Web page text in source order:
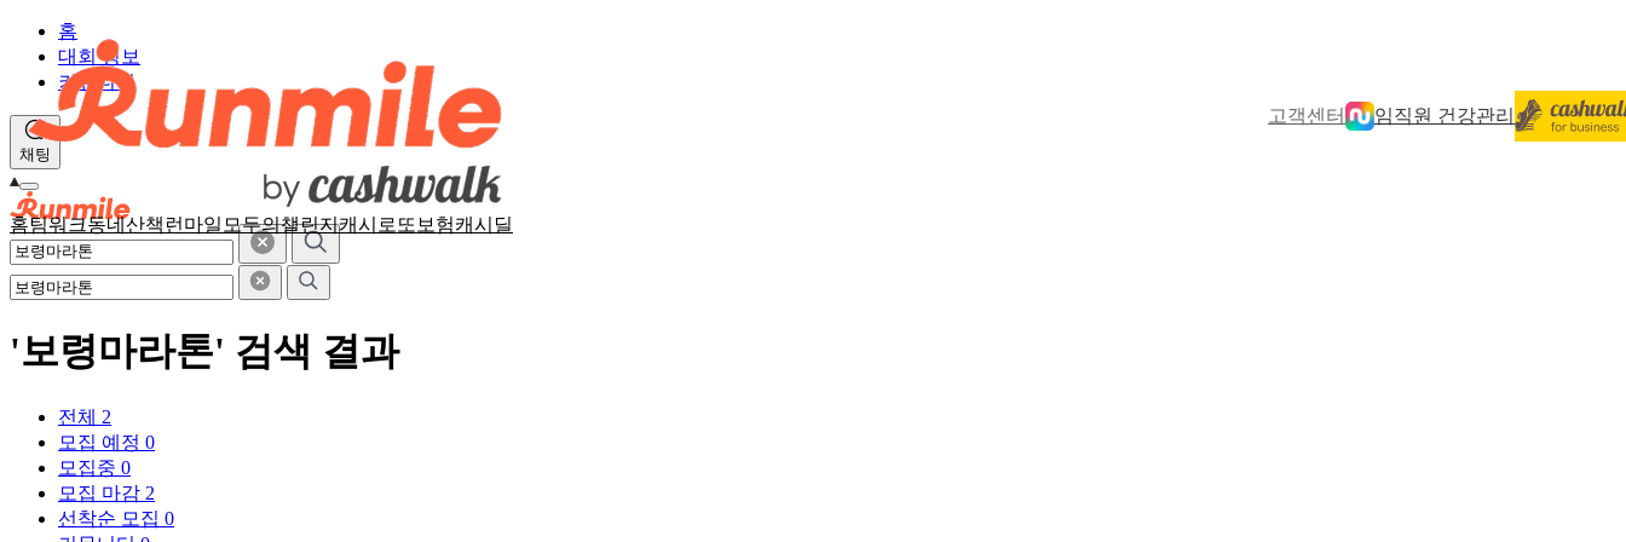
고객센터 임직원 건강관리
홈팀워크동네산책 런마일 모두의챌린지캐시로또 보험캐시딜
홈
대회 정보
커뮤니티
채팅
'보령마라톤' 검색 결과
전체 2
모집 예정 0
모집중 0
모집 마감 2
선착순 모집 0